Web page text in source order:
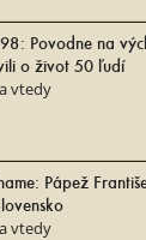
Povodne na
o život 50 ľudí
vtedy
Pápež
vtedy